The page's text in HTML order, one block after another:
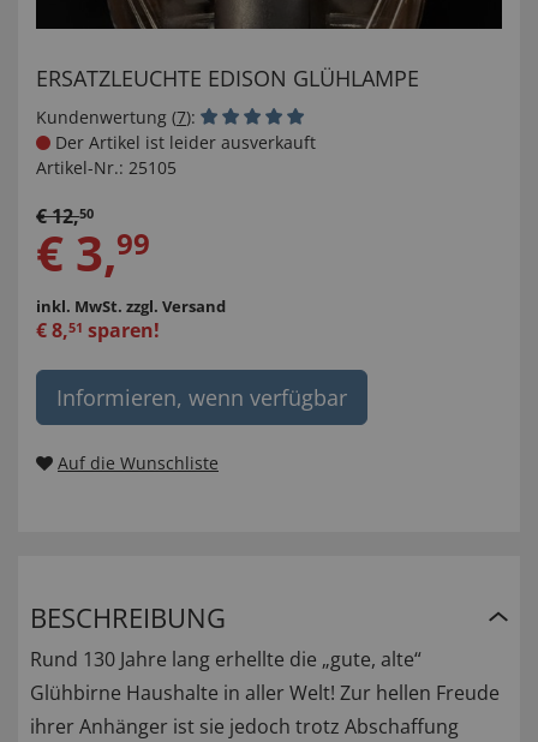
ERSATZLEUCHTE EDISON GLÜHLAMPE
Kundenwertung (7):
Der Artikel ist leider ausverkauft
Artikel-Nr.: 25105
€12,50
€ 3,99
inkl. MwSt. zzgl. Versand
€8,51 sparen!
Informieren, wenn verfügbar
Auf die Wunschliste
BESCHREIBUNG
Rund 130 Jahre lang erhellte die „gute, alte“
Glühbirne Haushalte in aller Welt! Zur hellen Freude
ihrer Anhänger ist sie jedoch trotz Abschaffung